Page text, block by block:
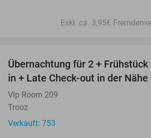
Exkl. ca. 3,95€
Übernachtung für 2 + Frühstück
in + Late Check-out in der
Vip Room 209
Trooz
Verkauft: 753